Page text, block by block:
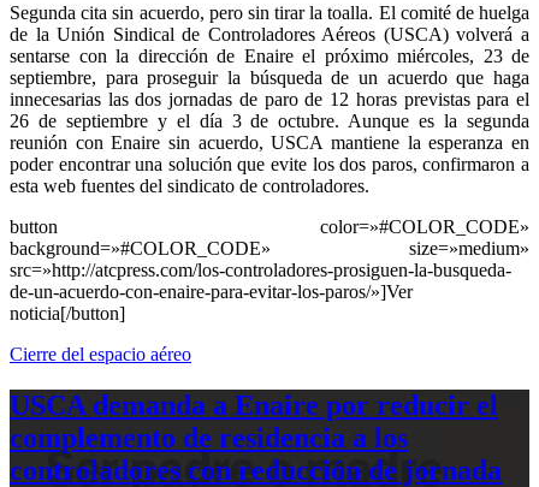
Segunda cita sin acuerdo, pero sin tirar la toalla. El comité de huelga
de la Unión Sindical de Controladores Aéreos (USCA) volverá a
sentarse con la dirección de Enaire el próximo miércoles, 23 de
septiembre, para proseguir la búsqueda de un acuerdo que haga
innecesarias las dos jornadas de paro de 12 horas previstas para el
26 de septiembre y el día 3 de octubre. Aunque es la segunda
reunión con Enaire sin acuerdo, USCA mantiene la esperanza en
poder encontrar una solución que evite los dos paros, confirmaron a
esta web fuentes del sindicato de controladores.
button color=»#COLOR_CODE»
background=»#COLOR_CODE» size=»medium»
src=»http://atcpress.com/los-controladores-prosiguen-la-busqueda-
de-un-acuerdo-con-enaire-para-evitar-los-paros/»]Ver
noticia[/button]
Cierre del espacio aéreo
USCA demanda a Enaire por reducir el
complemento de residencia a los
controladores con reducción de jornada